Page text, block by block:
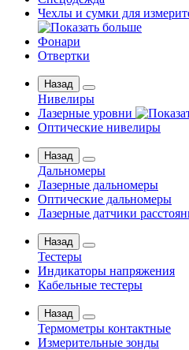
Чехлы и сумки для
Фонари
Отвертки
Назад
Нивелиры
Лазерные уровни
Оптические нивелиры
Назад
Дальномеры
Лазерные дальномеры
Оптические дальномеры
Лазерные датчики
Назад
Тестеры
Индикаторы напряжения
Кабельные тестеры
Назад
Термометры контактные
Измерительные зонды